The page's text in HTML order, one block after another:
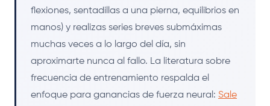
flexiones, sentadillas a una pierna, equilibrios en
manos) y realizas series breves submáximas
muchas veces a lo largo del día, sin
aproximarte nunca al fallo. La literatura sobre
frecuencia de entrenamiento respalda el
enfoque para ganancias de fuerza neural: Sale